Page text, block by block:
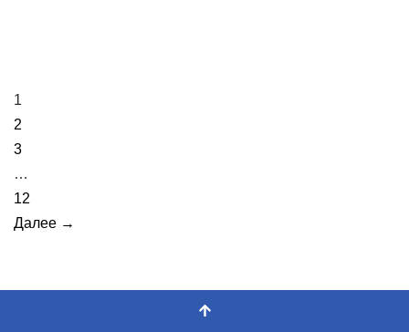
1
2
3
…
12
Далее →